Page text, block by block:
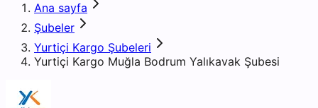
Ana sayfa
Şubeler
Yurtiçi Kargo Şubeleri
Yurtiçi Kargo Muğla Bodrum Yalıkavak Şubesi